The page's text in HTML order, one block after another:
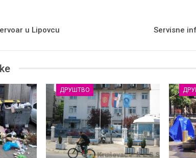
u Lipovcu Servisne
ДРУШТВО